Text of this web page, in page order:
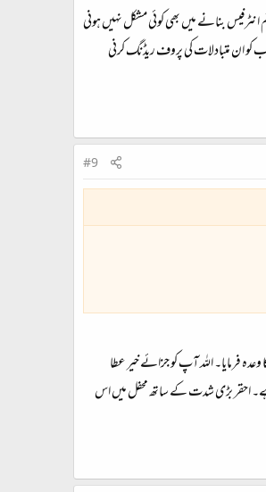
بنانے میں بھی کوئی مشکل نہیں ہونی
کو ان متبادلات کی پروف ریڈنگ کرنی
#9
فرمایا۔ اللہ آپ کو جزائے خیر عطا
احقر بڑی شدت کے ساتھ محفل میں اس